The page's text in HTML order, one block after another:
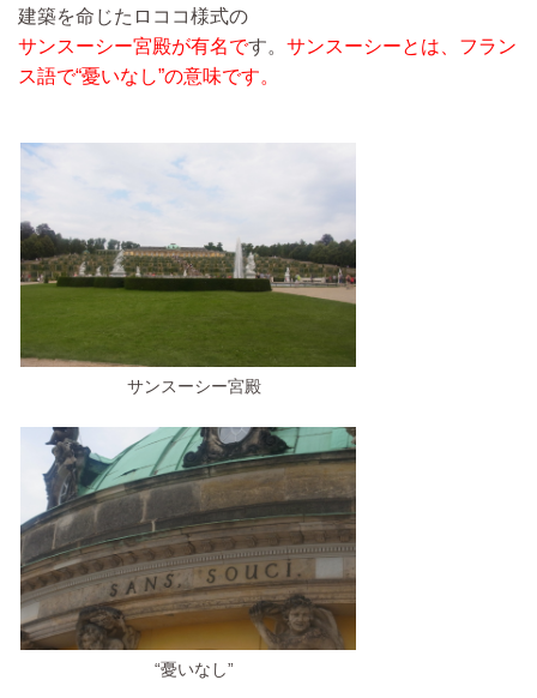
建築を命じたロココ様式の
サンスーシー宮殿が有名です。 サンスーシーとは、フラン
ス語で“憂いなし”の意味です。
サンスーシー宮殿
“憂いなし”